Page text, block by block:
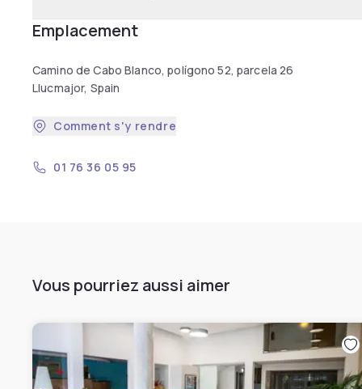
Emplacement
Camino de Cabo Blanco, polígono 52, parcela 26
Llucmajor, Spain
Comment s'y rendre
01 76 36 05 95
Vous pourriez aussi aimer